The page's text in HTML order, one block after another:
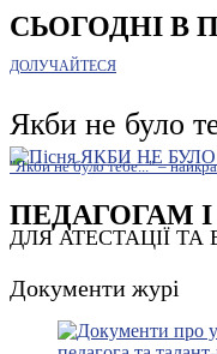
СЬОГОДНІ В
ДОЛУЧАЙТЕСЯ
Якби не було
"Якби не було тебе..." –
ПЕДАГОГАМ
ДЛЯ АТЕСТАЦІЇ ТА
Документи журі